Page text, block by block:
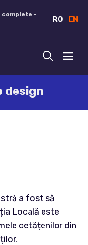
complete -
RO EN
design
a fost să
Locală este
cetățenilor din